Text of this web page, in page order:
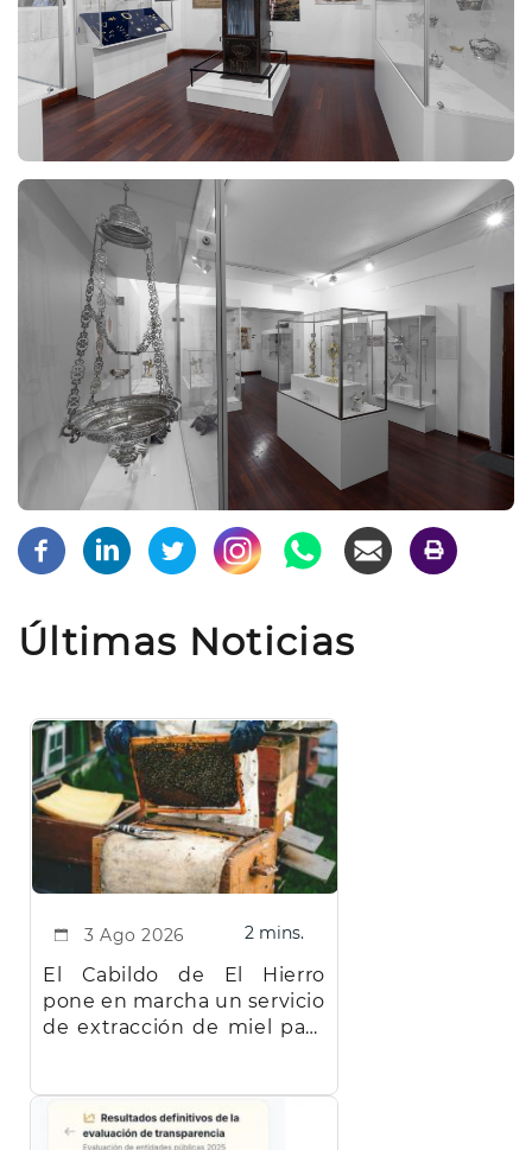
Últimas Noticias
3 Ago 2026 2 mins.
El Cabildo de El Hierro
pone en marcha un servicio
de extracción de miel para